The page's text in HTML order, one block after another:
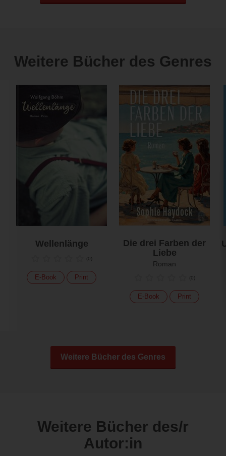
Weitere Bücher des Genres
Wellenlänge
(0)
E-Book Print
Die drei Farben der
Liebe
Roman
(0)
E-Book Print
Weitere Bücher des Genres
Weitere Bücher des/r
Autor:in